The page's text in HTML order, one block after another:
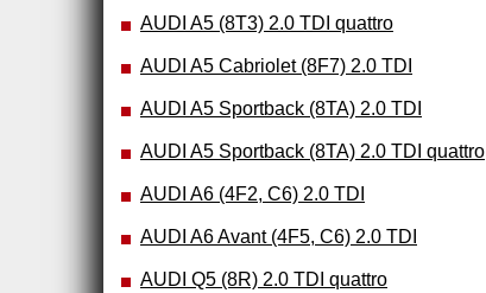
AUDI A5 (8T3) 2.0 TDI quattro
AUDI A5 Cabriolet (8F7) 2.0 TDI
AUDI A5 Sportback (8TA) 2.0 TDI
AUDI A5 Sportback (8TA) 2.0 TDI quattro
AUDI A6 (4F2, C6) 2.0 TDI
AUDI A6 Avant (4F5, C6) 2.0 TDI
AUDI Q5 (8R) 2.0 TDI quattro